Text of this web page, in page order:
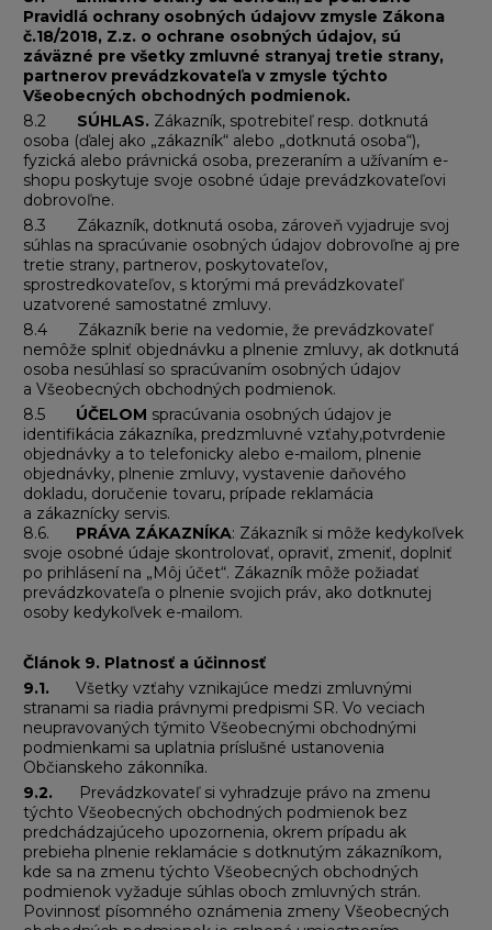
Pravidlá ochrany osobných údajovv zmysle Zákona
č.18/2018, Z.z. o ochrane osobných údajov, sú
záväzné pre všetky zmluvné stranyaj tretie strany,
partnerov prevádzkovateľa v zmysle týchto
Všeobecných obchodných podmienok.
8.2 SÚHLAS. Zákazník, spotrebiteľ resp. dotknutá
osoba (ďalej ako „zákazník“ alebo „dotknutá osoba“),
fyzická alebo právnická osoba, prezeraním a užívaním e-
shopu poskytuje svoje osobné údaje prevádzkovateľovi
dobrovoľne.
8.3 Zákazník, dotknutá osoba, zároveň vyjadruje svoj
súhlas na spracúvanie osobných údajov dobrovoľne aj pre
tretie strany, partnerov, poskytovateľov,
sprostredkovateľov, s ktorými má prevádzkovateľ
uzatvorené samostatné zmluvy.
8.4 Zákazník berie na vedomie, že prevádzkovateľ
nemôže splniť objednávku a plnenie zmluvy, ak dotknutá
osoba nesúhlasí so spracúvaním osobných údajov
a Všeobecných obchodných podmienok.
8.5 ÚČELOM spracúvania osobných údajov je
identifikácia zákazníka, predzmluvné vzťahy,potvrdenie
objednávky a to telefonicky alebo e-mailom, plnenie
objednávky, plnenie zmluvy, vystavenie daňového
dokladu, doručenie tovaru, prípade reklamácia
a zákaznícky servis.
8.6. PRÁVA ZÁKAZNÍKA: Zákazník si môže kedykoľvek
svoje osobné údaje skontrolovať, opraviť, zmeniť, doplniť
po prihlásení na „Môj účet“. Zákazník môže požiadať
prevádzkovateľa o plnenie svojich práv, ako dotknutej
osoby kedykoľvek e-mailom.
Článok 9. Platnosť a účinnosť
9.1. Všetky vzťahy vznikajúce medzi zmluvnými
stranami sa riadia právnymi predpismi SR. Vo veciach
neupravovaných týmito Všeobecnými obchodnými
podmienkami sa uplatnia príslušné ustanovenia
Občianskeho zákonníka.
9.2. Prevádzkovateľ si vyhradzuje právo na zmenu
týchto Všeobecných obchodných podmienok bez
predchádzajúceho upozornenia, okrem prípadu ak
prebieha plnenie reklamácie s dotknutým zákazníkom,
kde sa na zmenu týchto Všeobecných obchodných
podmienok vyžaduje súhlas oboch zmluvných strán.
Povinnosť písomného oznámenia zmeny Všeobecných